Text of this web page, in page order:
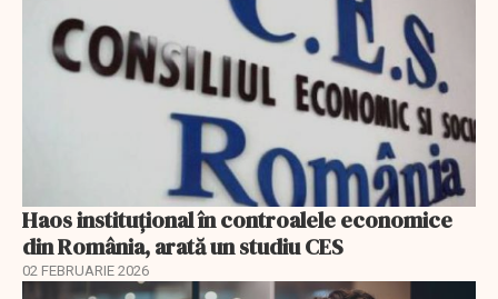
Haos instituțional în controalele economice
din România, arată un studiu CES
02 FEBRUARIE 2026